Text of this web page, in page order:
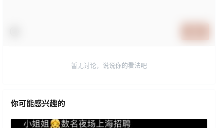
暂无讨论，说说你的看法吧
你可能感兴趣的